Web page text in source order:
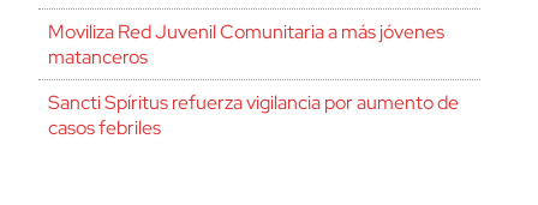
Moviliza Red Juvenil Comunitaria a más jóvenes
matanceros
Sancti Spíritus refuerza vigilancia por aumento de
casos febriles